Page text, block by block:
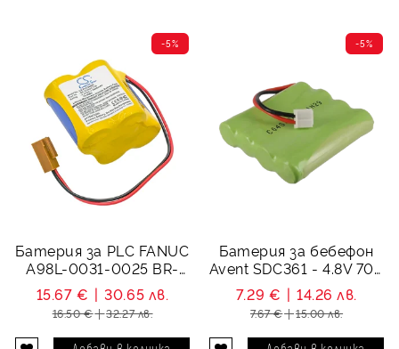
Батерия за PLC FANUC
A98L-0031-0025 BR-
2/3AGCT4A - 6V 2400
mAh
-5%
15.67 € 30.65 лв.
16.50 € 32.27 лв.
Батерия за бебефон
Avent SDC361 - 4.8V 700
mAh
-5%
7.29 € 14.26 лв.
7.67 € 15.00 лв.